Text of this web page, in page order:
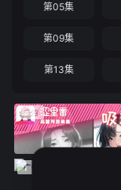
第05集
第09集
第13集